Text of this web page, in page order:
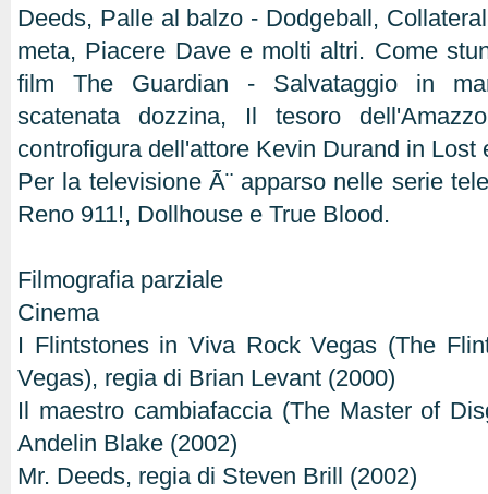
Deeds, Palle al balzo - Dodgeball,
meta, Piacere Dave e molti altri. Come
film The Guardian - Salvataggio in
scatenata dozzina, Il tesoro
controfigura dell'attore Kevin Durand in Lost
Per la televisione Ã¨ apparso nelle serie
Reno 911!, Dollhouse e True Blood.
Filmografia parziale
Cinema
I Flintstones in Viva Rock Vegas (The
Vegas), regia di Brian Levant (2000)
Il maestro cambiafaccia (The Master of
Andelin Blake (2002)
Mr. Deeds, regia di Steven Brill (2002)